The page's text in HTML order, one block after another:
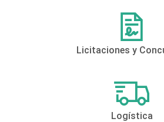
Licitaciones y
Logística